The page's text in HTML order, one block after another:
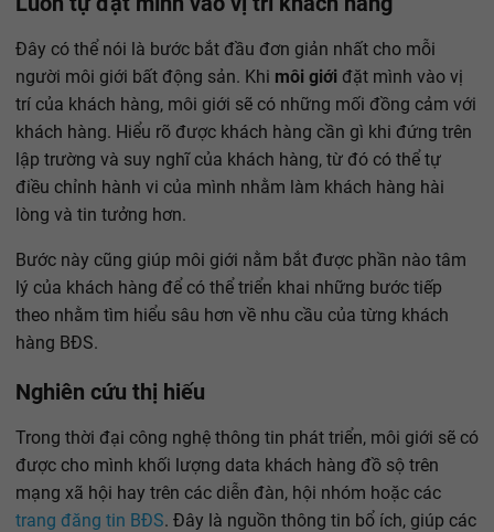
Đây có thể nói là bước bắt đầu đơn giản nhất cho mỗi
người môi giới bất động sản. Khi môi giới đặt mình vào vị
trí của khách hàng, môi giới sẽ có những mối đồng cảm với
khách hàng. Hiểu rõ được khách hàng cần gì khi đứng trên
lập trường và suy nghĩ của khách hàng, từ đó có thể tự
điều chỉnh hành vi của mình nhằm làm khách hàng hài
lòng và tin tưởng hơn.
Bước này cũng giúp môi giới nằm bắt được phần nào tâm
lý của khách hàng để có thể triển khai những bước tiếp
theo nhằm tìm hiểu sâu hơn về nhu cầu của từng khách
hàng BĐS.
Nghiên cứu thị hiếu
Trong thời đại công nghệ thông tin phát triển, môi giới sẽ có
được cho mình khối lượng data khách hàng đồ sộ trên
mạng xã hội hay trên các diễn đàn, hội nhóm hoặc các
trang đăng tin BĐS. Đây là nguồn thông tin bổ ích, giúp các